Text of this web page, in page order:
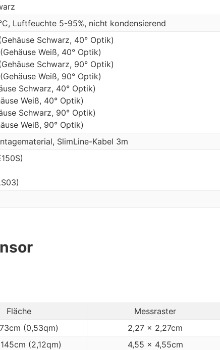
Luftfeuchte 5-95%, nicht kondensierend
Schwarz, 40° Optik)
Weiß, 40° Optik)
Schwarz, 90° Optik)
Weiß, 90° Optik)
Schwarz, 40° Optik)
Weiß, 40° Optik)
Schwarz, 90° Optik)
Weiß, 90° Optik)
SlimLine-Kabel 3m
Fläche
Messraster
(0,53qm)
2,27 x 2,27cm
(2,12qm)
4,55 x 4,55cm